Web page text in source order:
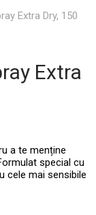
Extra Dry, 150
Extra
a te menține
special cu
cele mai sensibile